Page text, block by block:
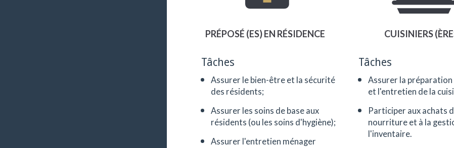
d’aide que je retrouve au quotidien avec les
PRÉPOSÉ (ES) EN RÉSIDENCE
Tâches
Assurer le bien-être et la sécurité
des résidents;
Assurer les soins de base aux
résidents (ou les soins d'hygiène);
Assurer l'entretien ménager
CUISINIERS
Tâches
Assurer la préparation
et l'entretien de la
Participer aux achats
nourriture et à la
l'inventaire.